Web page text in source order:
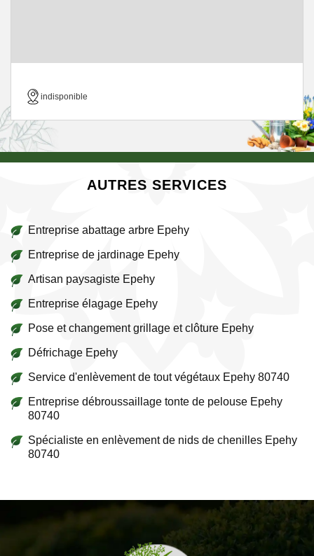
indisponible
AUTRES SERVICES
Entreprise abattage arbre Epehy
Entreprise de jardinage Epehy
Artisan paysagiste Epehy
Entreprise élagage Epehy
Pose et changement grillage et clôture Epehy
Défrichage Epehy
Service d'enlèvement de tout végétaux Epehy 80740
Entreprise débroussaillage tonte de pelouse Epehy
80740
Spécialiste en enlèvement de nids de chenilles Epehy
80740